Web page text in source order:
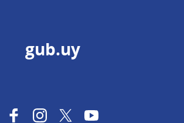
gub.uy
FacebookInstagram
TwitterYouTube